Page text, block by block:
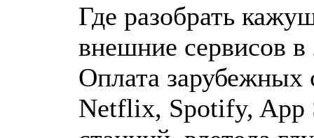
Где разобрать
внешние сервисов в
Оплата зарубежных
Netflix, Spotify, App